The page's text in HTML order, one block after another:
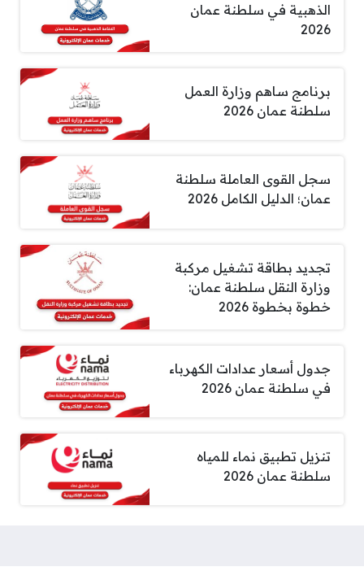
الذهبية في سلطنة عمان
2026
برنامج ساهم وزارة العمل
سلطنة عمان 2026
سجل القوى العاملة سلطنة
عمان؛ الدليل الكامل 2026
تجديد بطاقة تشغيل مركبة
وزارة النقل سلطنة عمان:
خطوة بخطوة 2026
جدول أسعار عدادات الكهرباء
في سلطنة عمان 2026
تنزيل تطبيق نماء للمياه
سلطنة عمان 2026